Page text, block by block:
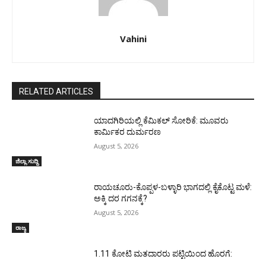
Vahini
RELATED ARTICLES
ಜಿಲ್ಲಾ ಸುದ್ದಿ
ಯಾದಗಿರಿಯಲ್ಲಿ ಕೆಮಿಕಲ್ ಸೋರಿಕೆ: ಮೂವರು
ಕಾರ್ಮಿಕರ ದುರ್ಮರಣ
August 5, 2026
ರಾಜ್ಯ
ರಾಯಚೂರು-ಕೊಪ್ಪಳ-ಬಳ್ಳಾರಿ ಭಾಗದಲ್ಲಿ ಕೈಕೊಟ್ಟ ಮಳೆ:
ಅಕ್ಕಿ ದರ ಗಗನಕ್ಕೆ?
August 5, 2026
1.11 ಕೋಟಿ ಮತದಾರರು ಪಟ್ಟಿಯಿಂದ ಹೊರಗೆ: